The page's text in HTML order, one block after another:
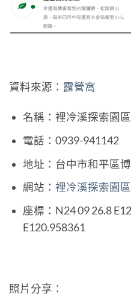
資料來源： 露營窩
名稱：裡冷溪探索園區
電話：0939-941142
地址：台中市和平區
網站： 裡冷溪探索園區
座標：N24 09 26.8
E120.958361
照片分享：